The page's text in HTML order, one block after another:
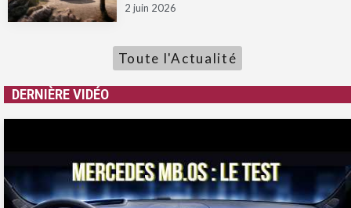
2 juin 2026
Toute l'Actualité
DERNIÈRE VIDÉO